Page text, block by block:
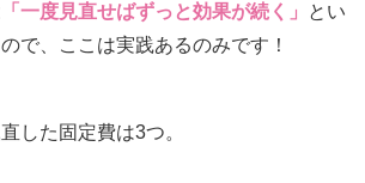
「一度見直せばずっと効果が続く」
とい
で、ここは実践あるのみです！
した固定費は3つ。